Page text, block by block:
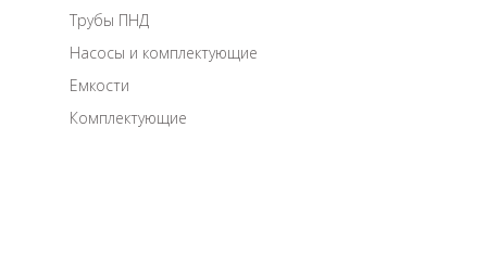
Трубы ПНД
Насосы и комплектующие
Емкости
Комплектующие